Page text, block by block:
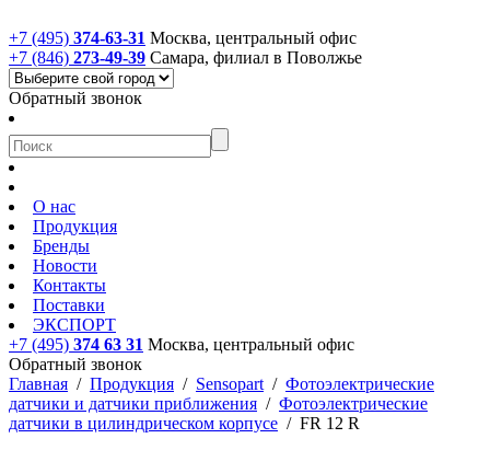
+7 (495) 374-63-31 Москва, центральный офис
+7 (846) 273-49-39 Самара, филиал в Поволжье
Обратный звонок
О нас
Продукция
Бренды
Новости
Контакты
Поставки
ЭКСПОРТ
+7 (495) 374 63 31 Москва, центральный офис
Обратный звонок
Главная / Продукция / Sensopart / Фотоэлектрические
датчики и датчики приближения / Фотоэлектрические
датчики в цилиндрическом корпусе / FR 12 R